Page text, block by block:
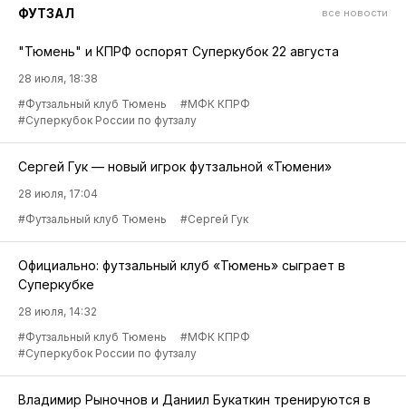
ФУТЗАЛ все новости
"Тюмень" и КПРФ оспорят Суперкубок 22 августа
28 июля, 18:38
#Футзальный клуб Тюмень
#МФК КПРФ
#Суперкубок России по футзалу
Сергей Гук — новый игрок футзальной «Тюмени»
28 июля, 17:04
#Футзальный клуб Тюмень
#Сергей Гук
Официально: футзальный клуб «Тюмень» сыграет в
Суперкубке
28 июля, 14:32
#Футзальный клуб Тюмень
#МФК КПРФ
#Суперкубок России по футзалу
Владимир Рыночнов и Даниил Букаткин тренируются в